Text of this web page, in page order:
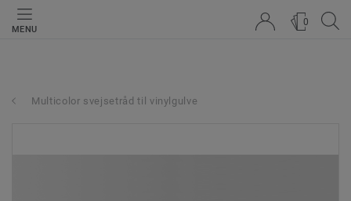
MENU
0
Multicolor svejsetråd til vinylgulve